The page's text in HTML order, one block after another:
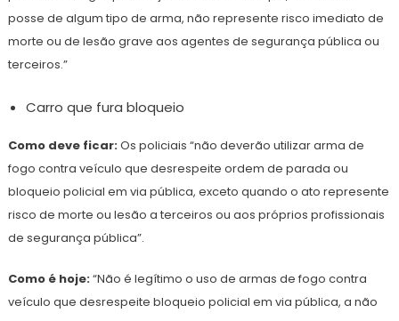
posse de algum tipo de arma, não represente risco imediato de
morte ou de lesão grave aos agentes de segurança pública ou
terceiros.”
Carro que fura bloqueio
Como deve ficar:Os policiais “não deverão utilizar arma de
fogo contra veículo que desrespeite ordem de parada ou
bloqueio policial em via pública, exceto quando o ato represente
risco de morte ou lesão a terceiros ou aos próprios profissionais
de segurança pública”.
Como é hoje:“Não é legítimo o uso de armas de fogo contra
veículo que desrespeite bloqueio policial em via pública, a não